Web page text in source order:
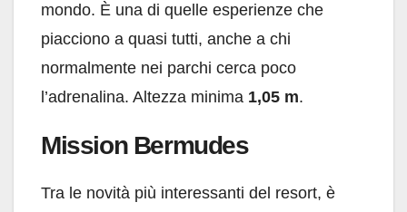
mondo. È una di quelle esperienze che
piacciono a quasi tutti, anche a chi
normalmente nei parchi cerca poco
l’adrenalina. Altezza minima 1,05 m.
Mission Bermudes
Tra le novità più interessanti del resort, è